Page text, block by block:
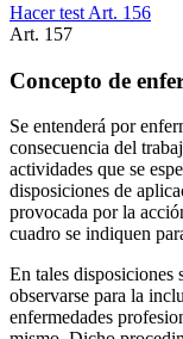
Hacer test Art. 156
Art. 157
Concepto de
Se entenderá por
consecuencia del
actividades que se
disposiciones de
provocada por la
cuadro se indiquen
En tales disposiciones
observarse para la
enfermedades